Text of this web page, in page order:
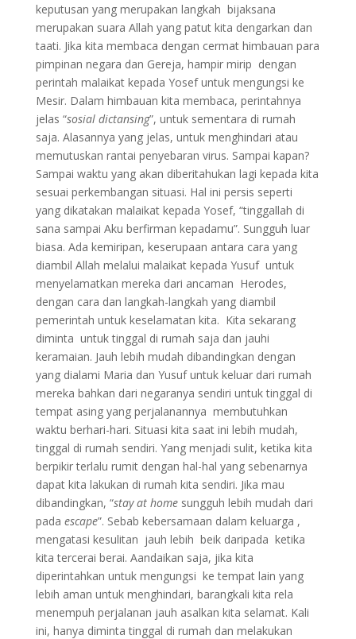
keputusan yang merupakan langkah bijaksana
merupakan suara Allah yang patut kita dengarkan dan
taati. Jika kita membaca dengan cermat himbauan para
pimpinan negara dan Gereja, hampir mirip dengan
perintah malaikat kepada Yosef untuk mengungsi ke
Mesir. Dalam himbauan kita membaca, perintahnya
jelas “sosial dictansing”, untuk sementara di rumah
saja. Alasannya yang jelas, untuk menghindari atau
memutuskan rantai penyebaran virus. Sampai kapan?
Sampai waktu yang akan diberitahukan lagi kepada kita
sesuai perkembangan situasi. Hal ini persis seperti
yang dikatakan malaikat kepada Yosef, “tinggallah di
sana sampai Aku berfirman kepadamu”. Sungguh luar
biasa. Ada kemiripan, keserupaan antara cara yang
diambil Allah melalui malaikat kepada Yusuf untuk
menyelamatkan mereka dari ancaman Herodes,
dengan cara dan langkah-langkah yang diambil
pemerintah untuk keselamatan kita. Kita sekarang
diminta untuk tinggal di rumah saja dan jauhi
keramaian. Jauh lebih mudah dibandingkan dengan
yang dialami Maria dan Yusuf untuk keluar dari rumah
mereka bahkan dari negaranya sendiri untuk tinggal di
tempat asing yang perjalanannya membutuhkan
waktu berhari-hari. Situasi kita saat ini lebih mudah,
tinggal di rumah sendiri. Yang menjadi sulit, ketika kita
berpikir terlalu rumit dengan hal-hal yang sebenarnya
dapat kita lakukan di rumah kita sendiri. Jika mau
dibandingkan, “stay at homesungguh lebih mudah dari
pada escape”. Sebab kebersamaan dalam keluarga ,
mengatasi kesulitan jauh lebih beik daripada ketika
kita tercerai berai. Aandaikan saja, jika kita
diperintahkan untuk mengungsi ke tempat lain yang
lebih aman untuk menghindari, barangkali kita rela
menempuh perjalanan jauh asalkan kita selamat. Kali
ini, hanya diminta tinggal di rumah dan melakukan